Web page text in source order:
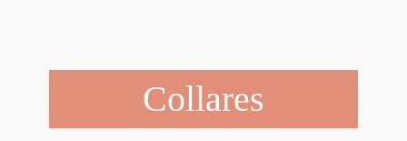
Collares